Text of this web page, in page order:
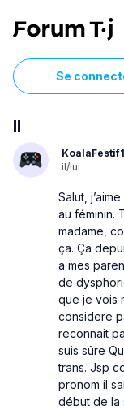
Se
Il
il/lui
Salut,
au féminin.
madame,
ça. Ça
a mes
de
que je vois
considere
reconnait
suis sûre
trans. Jsp
pronom il
début de la